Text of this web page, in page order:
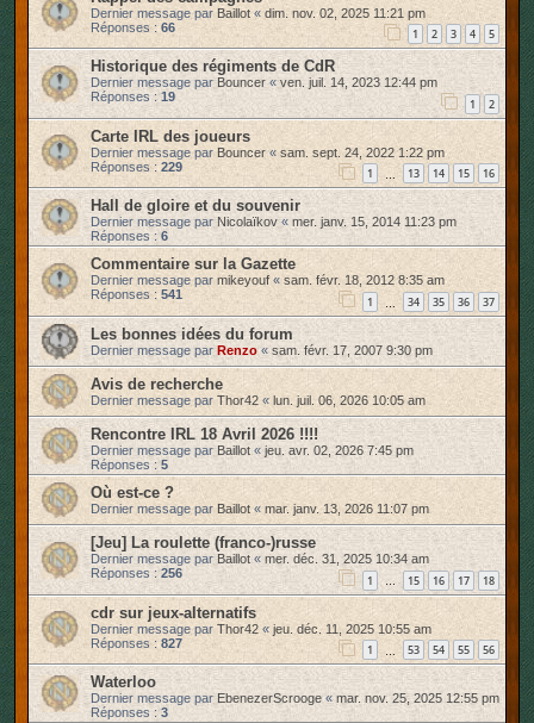
Dernier message par Baillot« dim. nov. 02, 2025 11:21 pm
Réponses : 66 1 2 3 4 5
Historique des régiments de CdR
Dernier message parBouncer «ven. juil. 14, 2023 12:44 pm
Réponses : 19 1 2
Carte IRL des joueurs
Dernier message par Bouncer« sam. sept. 24, 2022 1:22 pm
Réponses : 229 1 13 14 15 16
Hall de gloire et du souvenir
Dernier message par Nicolaïkov« mer. janv. 15, 2014 11:23 pm
Réponses : 6
Commentaire sur la Gazette
Dernier message par mikeyouf « sam. févr. 18, 2012 8:35 am
Réponses : 541 1 34 35 36 37
Les bonnes idées du forum
Dernier message parRenzo « sam. févr. 17, 2007 9:30 pm
Avis de recherche
Dernier message par Thor42 « lun. juil. 06, 2026 10:05 am
Rencontre IRL 18 Avril 2026 !!!!
Dernier message parBaillot « jeu. avr. 02, 2026 7:45 pm
Réponses : 5
Où est-ce ?
Dernier message par Baillot« mar. janv. 13, 2026 11:07 pm
[Jeu] La roulette (franco-)russe
Dernier message parBaillot « mer. déc. 31, 2025 10:34 am
Réponses : 256 1 … 15 16 17 18
cdr sur jeux-alternatifs
Dernier message par Thor42 « jeu. déc. 11, 2025 10:55 am
Réponses : 827 1 53 54 55 56
Waterloo
Dernier message par EbenezerScrooge « mar. nov. 25, 2025 12:55 pm
Réponses : 3